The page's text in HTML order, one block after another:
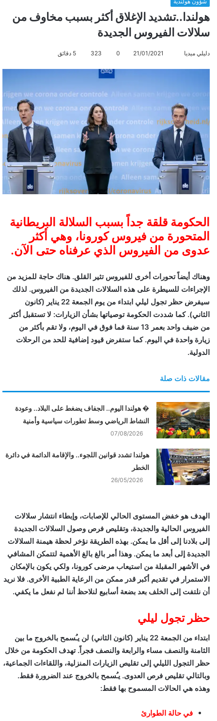
هولندا..تشديد الإغلاق أكثر بسبب مخاوف من
سلالات الفيروس الجديدة
دليلي ميديا
ر
ي
د
إ
ل
ت
ن
ي
ا
21/01/2021
0
323
الحكومة قلقة جداً بسبب السلالة البريطانية
المتحورة من فيروس كورونا، وهي أكثر
عدوى من الفيروس الذي عرفناه حتى الآن.
وهناك أيضاً تحورات أخرى للفيروس تثير القلق. هناك حاجة للمزيد من
الإجراءات للسيطرة على هذه السلالات الجديدة من الفيروس. لذلك
سيفرض حظر تجول ليلي ابتداء من يوم الجمعة 22 يناير (كانون
الثاني). كما شددت الحكومة توصياتها بشأن الزيارات: لا تستقبل أكثر
من ضيف واحد بعمر 13 سنة فما فوق في اليوم، ولا تقم بأكثر من
زيارة واحدة في اليوم. كما ستفرض قيود إضافية للحد من الرحلات
الدولية.
مقالات ذات صلة
� هولندا اليوم.. الجفاف يضغط على البلاد.. وعودة
النشاط الرياضي وسط تطورات سياسية وأمنية
07/08/2026
هولندا تشدد قوانين اللجوء.. والإقامة الدائمة في دائرة
الخطر
26/05/2026
الهدف هو خفض المستوى الحالي للإصابات، وإبطاء انتشار سلالات
الفيروس الحالية والجديدة، وتقليص فرص وصول السلالات الجديدة
إلى بلادنا إلى أقل ما يمكن. بهذه الطريقة نؤخر لحظة هيمنة السلالات
الجديدة إلى أبعد ما يمكن. وهذا أمر بالغ بالغ الأهمية لتتمكن المشافي
في الأشهر المقبلة من استيعاب مرضى كورونا، ولكي يكون بالإمكان
الاستمرار في تقديم أكبر قدر ممكن من الرعاية الطبية الأخرى. فلا نريد
أن نلتفت إلى الخلف بعد بضعة أسابيع لنلاحظ أننا لم نفعل ما يكفي.
حظر تجول ليلي
ابتداء من الجمعة 22 يناير (كانون الثاني) لن يـُسمح بالخروج ما بين
الثامنة والنصف مساء والرابعة والنصف فجراً. تهدف الحكومة من خلال
حظر التجول الليلي إلى تقليص الزيارات المنزلية، واللقاءات الجماعية،
وبالتالي تقليص فرص العدوى. يـُسمح بالخروج عند الضرورة فقط.
وهذه هي الحالات المسموح بها فقط:
في حالة الطوارئ